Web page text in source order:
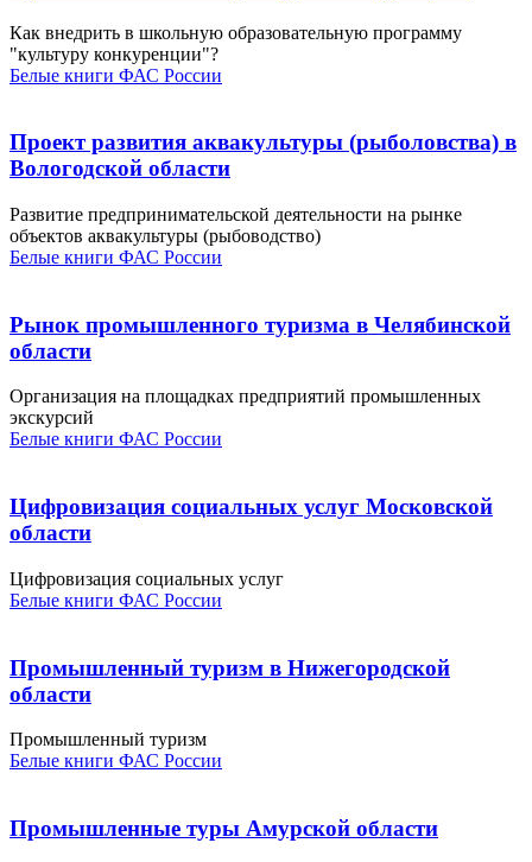
Как внедрить в школьную образовательную программу
"культуру конкуренции"?
Белые книги ФАС России
Проект развития аквакультуры (рыболовства) в
Вологодской области
Развитие предпринимательской деятельности на рынке
объектов аквакультуры (рыбоводство)
Белые книги ФАС России
Рынок промышленного туризма в Челябинской
области
Организация на площадках предприятий промышленных
экскурсий
Белые книги ФАС России
Цифровизация социальных услуг Московской
области
Цифровизация социальных услуг
Белые книги ФАС России
Промышленный туризм в Нижегородской
области
Промышленный туризм
Белые книги ФАС России
Промышленные туры Амурской области